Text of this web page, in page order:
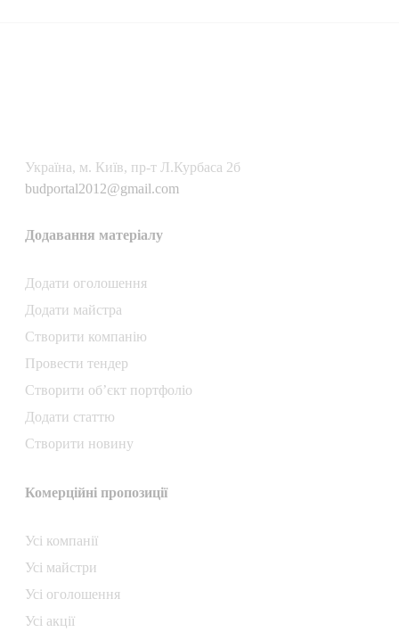
Українa, м. Київ, пр-т Л.Курбаса 2б
budportal2012@gmail.com
Додавання матеріалу
Додати oголошення
Додати майстра
Створити компанiю
Провести тендер
Створити об’єкт портфоліо
Додати статтю
Створити новину
Комерційні пропозиції
Усі компанії
Усі майстри
Усі оголошення
Усі акції